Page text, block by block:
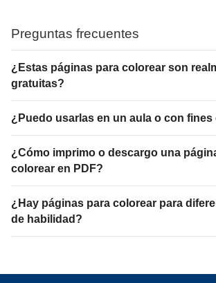
Preguntas frecuentes
¿Estas páginas para colorear son
gratuitas?
¿Puedo usarlas en un aula o con
¿Cómo imprimo o descargo una
colorear en PDF?
¿Hay páginas para colorear para
de habilidad?